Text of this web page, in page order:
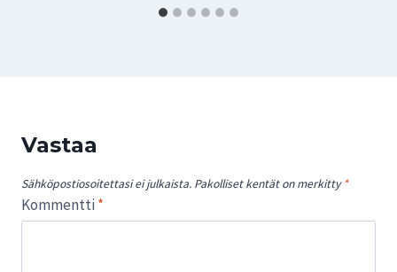
Vastaa
Sähköpostiosoitettasi ei julkaista. Pakolliset kentät on merkitty *
Kommentti *